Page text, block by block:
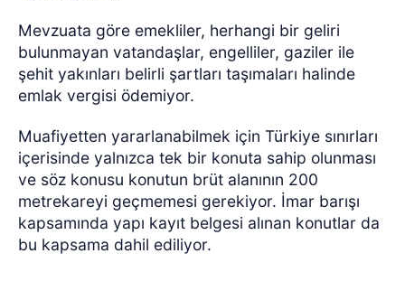
Mevzuata göre emekliler, herhangi bir geliri
bulunmayan vatandaşlar, engelliler, gaziler ile
şehit yakınları belirli şartları taşımaları halinde
emlak vergisi ödemiyor.
Muafiyetten yararlanabilmek için Türkiye sınırları
içerisinde yalnızca tek bir konuta sahip olunması
ve söz konusu konutun brüt alanının 200
metrekareyi geçmemesi gerekiyor. İmar barışı
kapsamında yapı kayıt belgesi alınan konutlar da
bu kapsama dahil ediliyor.